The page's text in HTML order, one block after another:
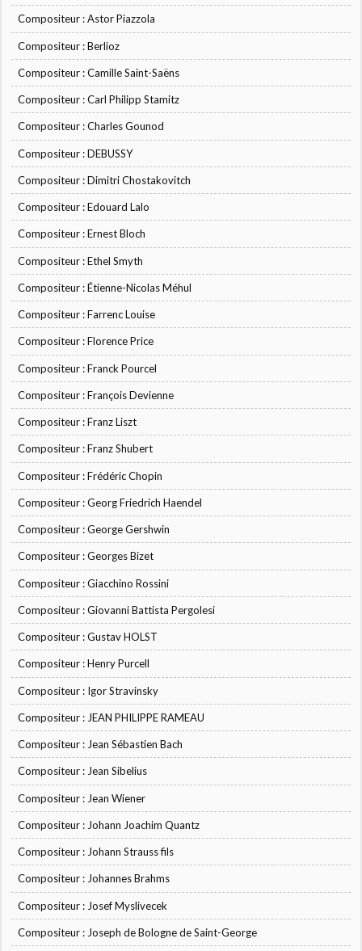
Compositeur : Astor Piazzola
Compositeur : Berlioz
Compositeur : Camille Saint-Saëns
Compositeur : Carl Philipp Stamitz
Compositeur : Charles Gounod
Compositeur : DEBUSSY
Compositeur : Dimitri Chostakovitch
Compositeur : Edouard Lalo
Compositeur : Ernest Bloch
Compositeur : Ethel Smyth
Compositeur : Étienne-Nicolas Méhul
Compositeur : Farrenc Louise
Compositeur : Florence Price
Compositeur : Franck Pourcel
Compositeur : François Devienne
Compositeur : Franz Liszt
Compositeur : Franz Shubert
Compositeur : Frédéric Chopin
Compositeur : Georg Friedrich Haendel
Compositeur : George Gershwin
Compositeur : Georges Bizet
Compositeur : Giacchino Rossini
Compositeur : Giovanni Battista Pergolesi
Compositeur : Gustav HOLST
Compositeur : Henry Purcell
Compositeur : Igor Stravinsky
Compositeur : JEAN PHILIPPE RAMEAU
Compositeur : Jean Sébastien Bach
Compositeur : Jean Sibelius
Compositeur : Jean Wiener
Compositeur : Johann Joachim Quantz
Compositeur : Johann Strauss fils
Compositeur : Johannes Brahms
Compositeur : Josef Myslivecek
Compositeur : Joseph de Bologne de Saint-George